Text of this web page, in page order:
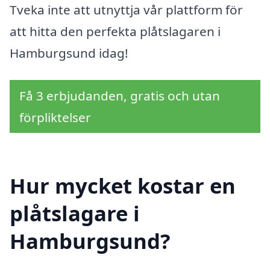
Tveka inte att utnyttja vår plattform för
att hitta den perfekta plåtslagaren i
Hamburgsund idag!
Få 3 erbjudanden, gratis och utan
förpliktelser
Hur mycket kostar en
plåtslagare i
Hamburgsund?